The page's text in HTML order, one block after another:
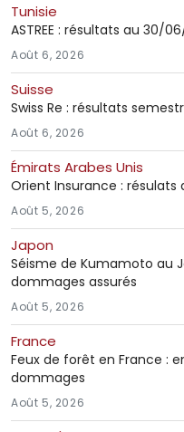
Tunisie
ASTREE : résultats au 30/
Août 6, 2026
Suisse
Swiss Re : résultats
Août 6, 2026
Émirats Arabes Unis
Orient Insurance : résulats
Août 5, 2026
Japon
Séisme de Kumamoto au
dommages assurés
Août 5, 2026
France
Feux de forêt en France :
dommages
Août 5, 2026